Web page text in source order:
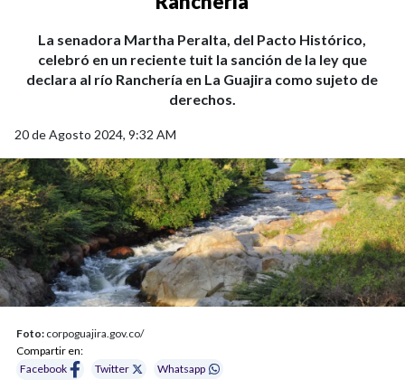
La senadora Martha Peralta, del Pacto Histórico,
celebró en un reciente tuit la sanción de la ley que
declara al río Ranchería en La Guajira como sujeto de
derechos.
20 de Agosto 2024, 9:32 AM
Foto: corpoguajira.gov.co/
Compartir en:
Facebook
Twitter Whatsapp